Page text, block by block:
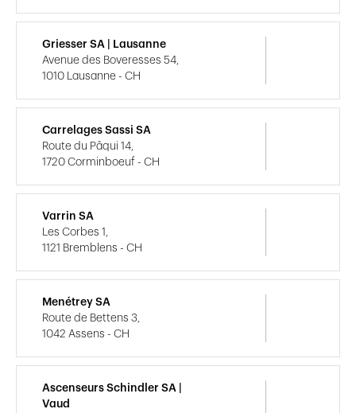
Griesser SA | Lausanne
Avenue des Boveresses 54,
1010 Lausanne - CH
Carrelages Sassi SA
Route du Pâqui 14,
1720 Corminboeuf - CH
Varrin SA
Les Corbes 1,
1121 Bremblens - CH
Menétrey SA
Route de Bettens 3,
1042 Assens - CH
Ascenseurs Schindler SA |
Vaud